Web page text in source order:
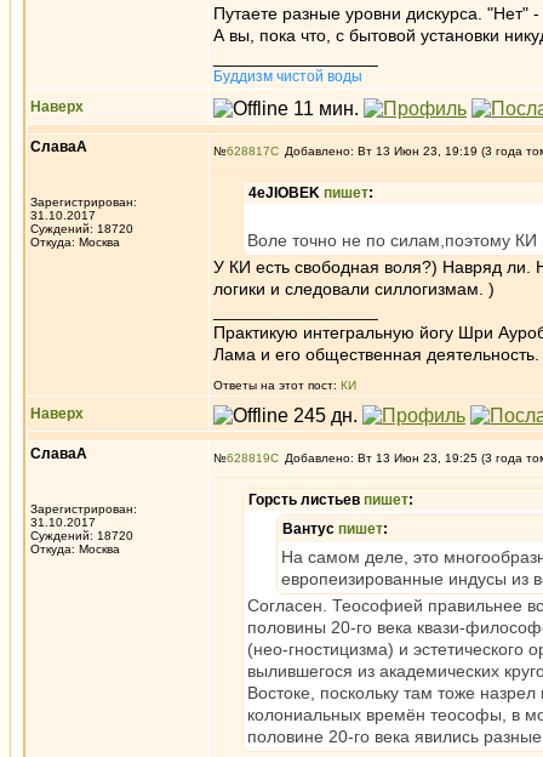
Путаете разные уровни дискурса. "Нет"
А вы, пока что, с бытовой установки
Буддизм чистой воды
Наверх
СлаваА
Зарегистрирован:
31.10.2017
Суждений: 18720
Откуда: Москва
№628817 Добавлено: Вт 13 Июн 23, 19:19 (3 года
4eJIOBEK пишет:
Воле точно не по силам,поэтому КИ
У КИ есть свободная воля?) Навряд ли.
логики и следовали силлогизмам. )
Практикую интегральную йогу Шри
Лама и его общественная деятельность.
Ответы на этот пост: КИ
Наверх
СлаваА
Зарегистрирован:
31.10.2017
Суждений: 18720
Откуда: Москва
№628819 Добавлено: Вт 13 Июн 23, 19:25 (3 года
Горсть листьев пишет:
Вантус пишет:
На самом деле, это
европеизированные индусы из
Согласен. Теософией правильнее
половины 20-го века квази-
(нео-гностицизма) и эстетического
вылившегося из академических
Востоке, поскольку там тоже
колониальных времён теософы, в
половине 20-го века явились